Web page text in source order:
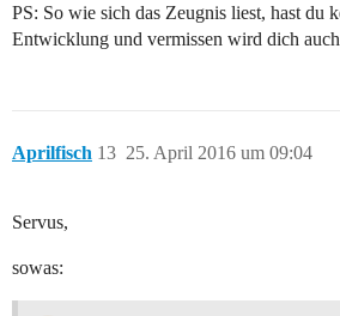
PS: So wie sich das Zeugnis liest, hast du
Entwicklung und vermissen wird dich
Aprilfisch 25. April 2016 um 09:04
13
Servus,
sowas: